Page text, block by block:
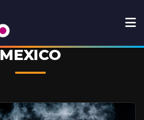
MEXICO